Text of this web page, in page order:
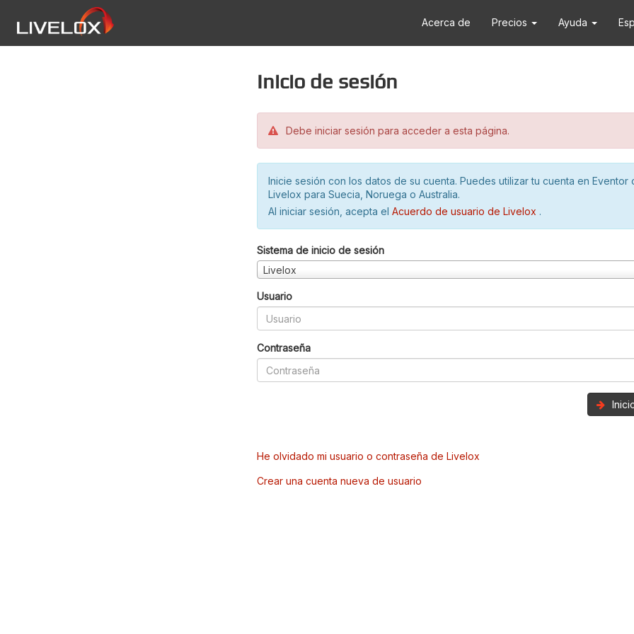
Acerca de Precios Ayuda
Inicio de sesión
Debe iniciar sesión para acceder a esta página.
Inicie sesión con los datos de su cuenta. Puedes utilizar tu cuenta en Eventor
Livelox para Suecia, Noruega o Australia.
Al iniciar sesión, acepta el Acuerdo de usuario de Livelox .
Sistema de inicio de sesión
Livelox
Usuario
Contraseña
He olvidado mi usuario o contraseña de Livelox
Crear una cuenta nueva de usuario